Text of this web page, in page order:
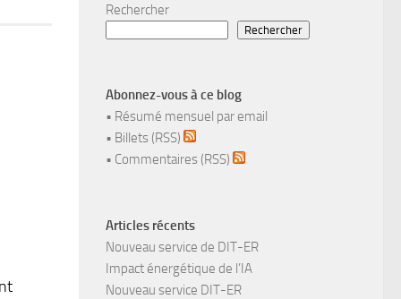
Rechercher
Rechercher
Abonnez-vous à ce blog
• Résumé mensuel par email
• Billets (RSS)
• Commentaires (RSS)
Articles récents
Nouveau service de DIT-ER
Impact énergétique de l’IA
Nouveau service DIT-ER